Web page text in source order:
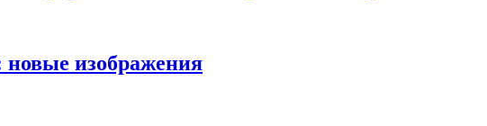
новые изображения